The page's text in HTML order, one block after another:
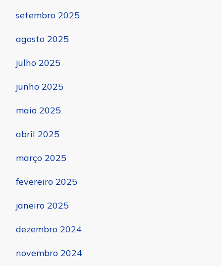
setembro 2025
agosto 2025
julho 2025
junho 2025
maio 2025
abril 2025
março 2025
fevereiro 2025
janeiro 2025
dezembro 2024
novembro 2024